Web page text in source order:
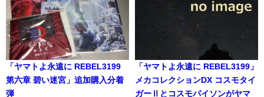
「ヤマトよ永遠に REBEL3199
第六章 碧い迷宮」追加購入分着
弾
「ヤマトよ永遠に REBEL3199」
メカコレクションDX コスモタイ
ガーⅡとコスモパイソンがヤマ